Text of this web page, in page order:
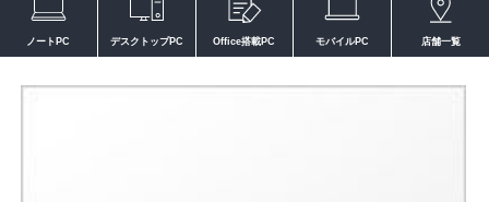
ノートPC デスクトップPC Office搭載PC モバイルPC 店舗一覧